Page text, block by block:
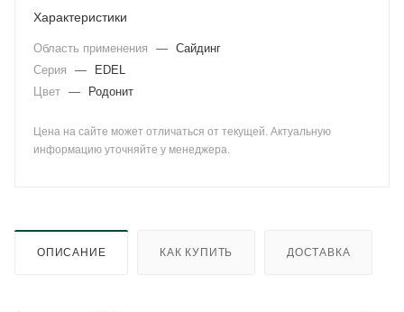
Характеристики
Область применения — Сайдинг
Серия
—
EDEL
Цвет — Родонит
Цена на сайте может отличаться от текущей. Актуальную
информацию уточняйте у менеджера.
ОПИСАНИЕ КАК КУПИТЬ ДОСТАВКА